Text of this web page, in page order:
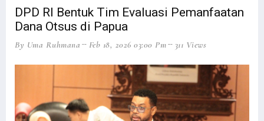
DPD RI Bentuk Tim Evaluasi Pemanfaatan
Dana Otsus di Papua
By Uma Ruhmana Feb 18, 2026 03:00 Pm 311 Views